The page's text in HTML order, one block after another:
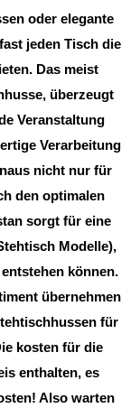
oder elegante
jeden Tisch die
Das meist
überzeugt
Veranstaltung
Verarbeitung
nicht nur für
den optimalen
sorgt für eine
Modelle),
können.
übernehmen
für
kosten für die
enthalten, es
Also warten